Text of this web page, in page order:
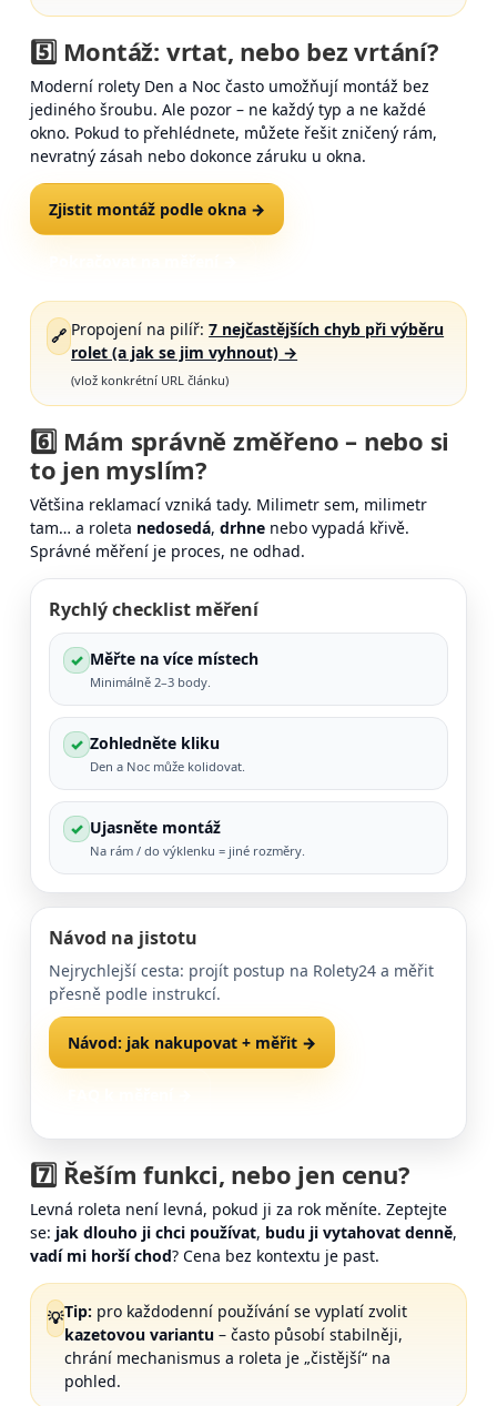
5️⃣ Montáž: vrtat, nebo bez vrtání?
Moderní rolety Den a Noc často umožňují montáž bez
jediného šroubu. Ale pozor – ne každý typ a ne každé
okno. Pokud to přehlédnete, můžete řešit zničený rám,
nevratný zásah nebo dokonce záruku u okna.
Zjistit montáž podle okna →
🔗 Propojení na pilíř:7 nejčastějších chyb při výběru
rolet (a jak se jim vyhnout) →
(vlož konkrétní URL článku)
6️⃣ Mám správně změřeno – nebo si
to jen myslím?
Většina reklamací vzniká tady. Milimetr sem, milimetr
tam… a roleta nedosedá, drhne nebo vypadá křivě.
Správné měření je proces, ne odhad.
Rychlý checklist měření
✓ Měřte na více místech
Minimálně 2–3 body.
✓ Zohledněte kliku
Den a Noc může kolidovat.
✓ Ujasněte montáž
Na rám / do výklenku = jiné rozměry.
Návod na jistotu
Nejrychlejší cesta: projít postup na Rolety24 a měřit
přesně podle instrukcí.
Návod: jak nakupovat + měřit →
7️⃣ Řešímfunkci, nebo jen cenu?
Levná roleta není levná, pokud ji za rok měníte. Zeptejte
se: jak dlouho ji chci používat, budu ji vytahovat denně,
vadí mi horší chod? Cena bez kontextu je past.
💡Tip: pro každodenní používání se vyplatí zvolit
kazetovou variantu – často působí stabilněji,
chrání mechanismus a roleta je „čistější“ na
pohled.